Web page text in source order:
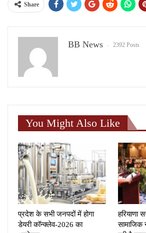
Share
BB News 2392 Posts
You Might Also Like
प्रदेश के सभी जनपदों में होगा
डेयरी कॉन्क्लेव-2026 का
हरियाणा
सामाजिक